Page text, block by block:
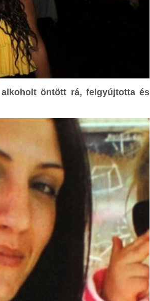
öntött rá, felgyújtotta és